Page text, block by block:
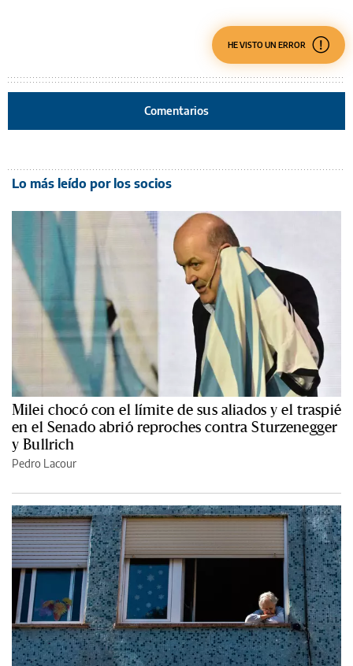
HE VISTO UN ERROR
Comentarios
Lo más leído por los socios
Milei chocó con el límite de sus aliados y el traspié
en el Senado abrió reproches contra Sturzenegger
y Bullrich
Pedro Lacour